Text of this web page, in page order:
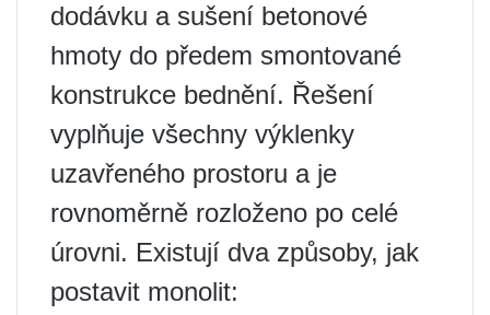
dodávku a sušení betonové
hmoty do předem smontované
konstrukce bednění. Řešení
vyplňuje všechny výklenky
uzavřeného prostoru a je
rovnoměrně rozloženo po celé
úrovni. Existují dva způsoby, jak
postavit monolit: